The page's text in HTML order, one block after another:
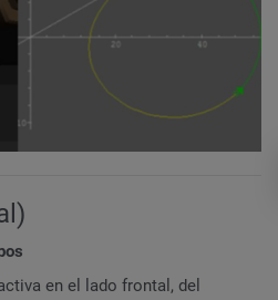
en el lado frontal, del